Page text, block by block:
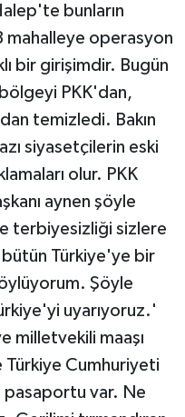
bunların
mahalleye operasyon
bir girişimdir. Bugün
PKK'dan,
temizledi. Bakın
siyasetçilerin eski
olur. PKK
aynen şöyle
terbiyesizliği sizlere
bütün Türkiye'ye bir
Şöyle
uyarıyoruz.'
milletvekili maaşı
Türkiye Cumhuriyeti
pasaportu var. Ne